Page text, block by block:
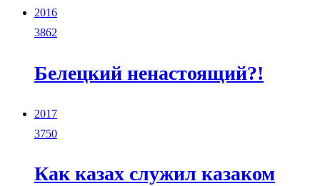
2016
3862
Белецкий ненастоящий?!
2017
3750
Как казах служил казаком